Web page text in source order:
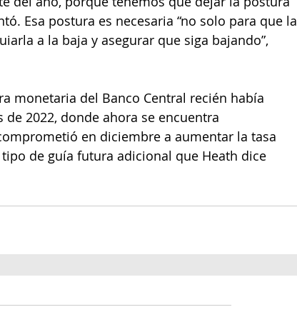
Esa postura es necesaria “no solo para que la
a la baja y asegurar que siga bajando”,
monetaria del Banco Central recién había
2022, donde ahora se encuentra
en diciembre a aumentar la tasa
de guía futura adicional que Heath dice